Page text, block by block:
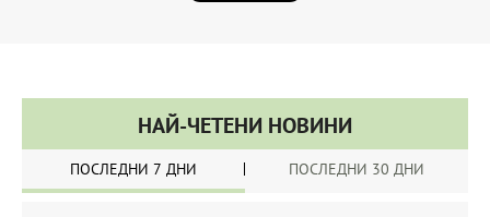
НАЙ-ЧЕТЕНИ НОВИНИ
ПОСЛЕДНИ 7 ДНИ ПОСЛЕДНИ 30 ДНИ